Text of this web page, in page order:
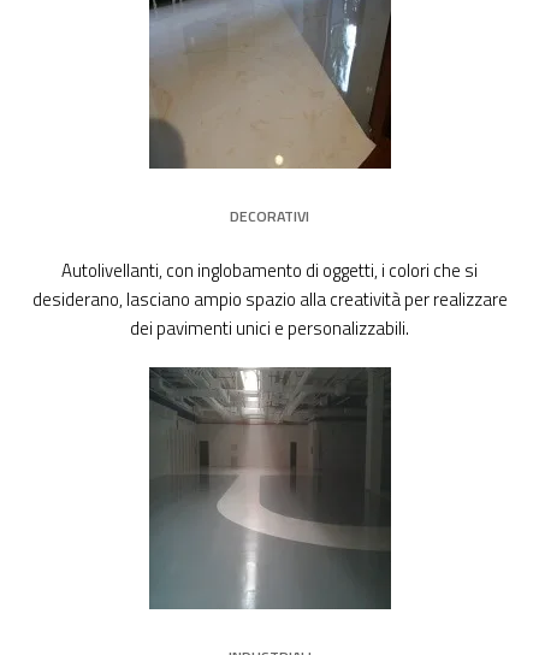
DECORATIVI
Autolivellanti, con inglobamento di oggetti, i colori che si
desiderano, lasciano ampio spazio alla creatività per realizzare
dei pavimenti unici e personalizzabili.